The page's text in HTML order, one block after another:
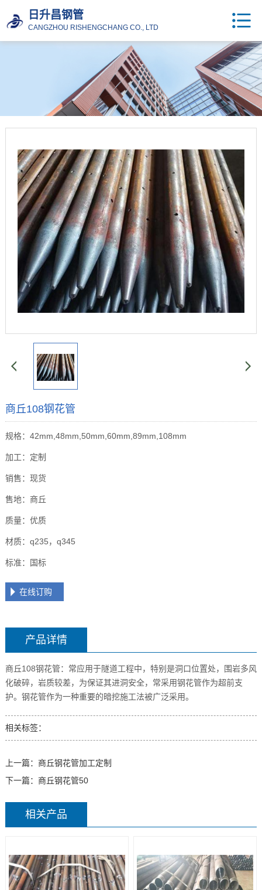
日升昌钢管
CANGZHOU RISHENGCHANG CO., LTD
商丘108钢花管
规格：42mm,48mm,50mm,60mm,89mm,108mm
加工：定制
销售：现货
售地：商丘
质量：优质
材质：q235，q345
标准：国标
在线订购
产品详情
商丘108钢花管：常应用于隧道工程中，特别是洞口位置处，围岩多风
化破碎，岩质较差，为保证其进洞安全，常采用钢花管作为超前支
护。钢花管作为一种重要的暗挖施工法被广泛采用。
相关标签：
上一篇： 商丘钢花管加工定制
下一篇： 商丘钢花管50
相关产品